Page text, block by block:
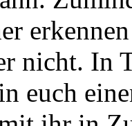
nicht. In
euch